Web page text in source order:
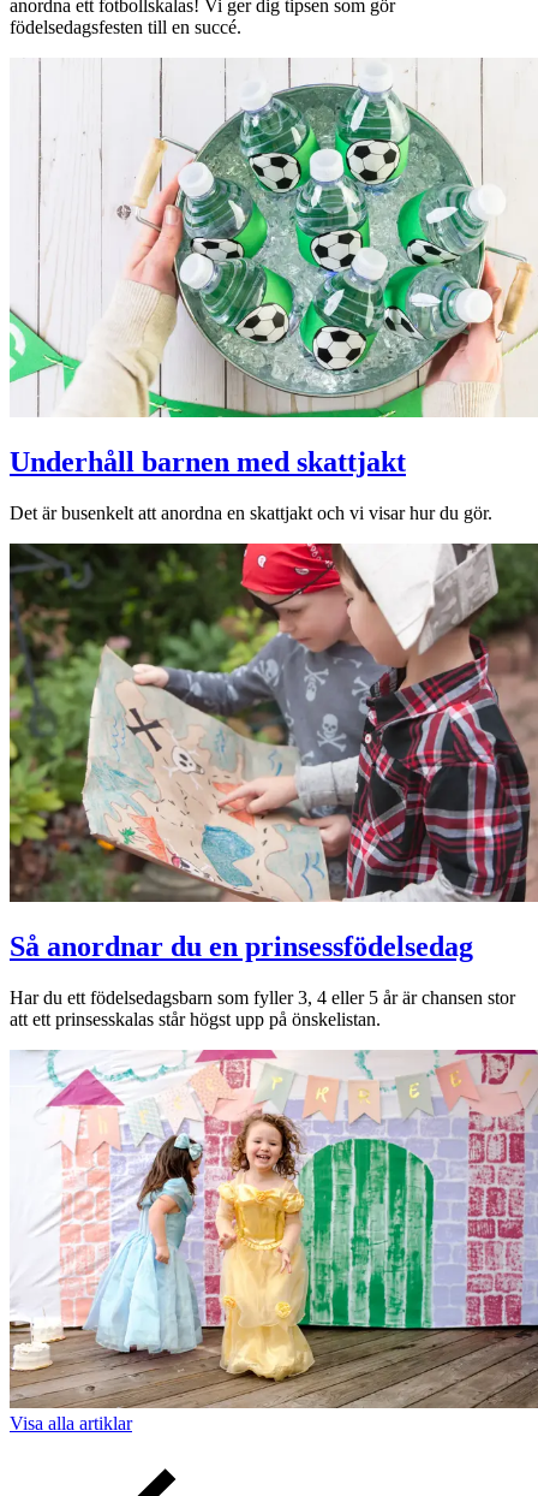
anordna ett fotbollskalas! Vi ger dig tipsen som gör
födelsedagsfesten till en succé.
Underhåll barnen med skattjakt
Det är busenkelt att anordna en skattjakt och vi visar hur du gör.
Så anordnar du en prinsessfödelsedag
Har du ett födelsedagsbarn som fyller 3, 4 eller 5 år är chansen stor
att ett prinsesskalas står högst upp på önskelistan.
Visa alla artiklar